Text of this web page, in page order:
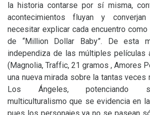
la historia contarse por sí misma,
acontecimientos fluyan y
necesitar explicar cada encuentro
de “Million Dollar Baby”. De esta
independiza de las múltiples películas
(Magnolia, Traffic, 21 gramos , Amores
una nueva mirada sobre la tantas veces
Los Ángeles, potenciando
multiculturalismo que se evidencia en